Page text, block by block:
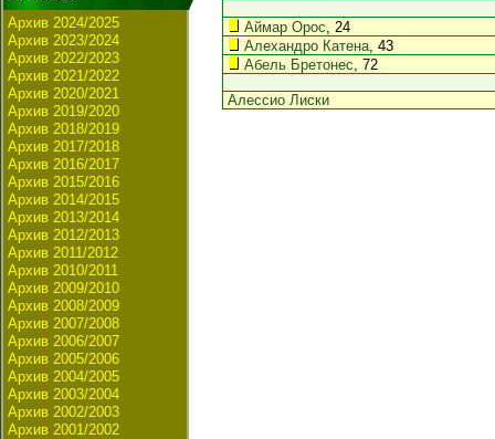
Архив 2024/2025
Архив 2023/2024
Архив 2022/2023
Архив 2021/2022
Архив 2020/2021
Архив 2019/2020
Архив 2018/2019
Архив 2017/2018
Архив 2016/2017
Архив 2015/2016
Архив 2014/2015
Архив 2013/2014
Архив 2012/2013
Архив 2011/2012
Архив 2010/2011
Архив 2009/2010
Архив 2008/2009
Архив 2007/2008
Архив 2006/2007
Архив 2005/2006
Архив 2004/2005
Архив 2003/2004
Архив 2002/2003
Архив 2001/2002
Аймар Орос, 24
Алехандро Катена, 43
Абель Бретонес, 72
Алессио Лиски